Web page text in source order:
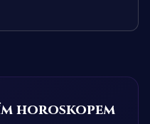
horoskopem